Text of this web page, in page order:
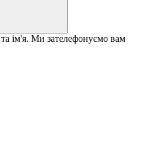
ім'я. Ми зателефонуємо вам